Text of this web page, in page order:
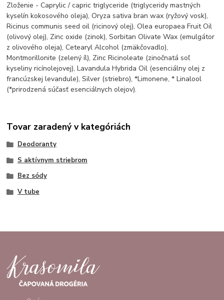
Zloženie - Caprylic / capric triglyceride (triglyceridy mastných
kyselín kokosového oleja), Oryza sativa bran wax (ryžový vosk),
Ricinus communis seed oil (ricinový olej), Olea europaea Fruit Oil
(olivový olej), Zinc oxide (zinok), Sorbitan Olivate Wax (emulgátor
z olivového oleja), Cetearyl Alcohol (zmäkčovadlo),
Montmorillonite (zelený íl), Zinc Ricinoleate (zinočnatá soľ
kyseliny ricínolejovej), Lavandula Hybrida Oil (esenciálny olej z
francúzskej levandule), Silver (striebro), *Limonene, * Linalool
(*prirodzená súčasť esenciálnych olejov).
Tovar zaradený v kategóriách
Deodoranty
S aktívnym striebrom
Bez sódy
V tube